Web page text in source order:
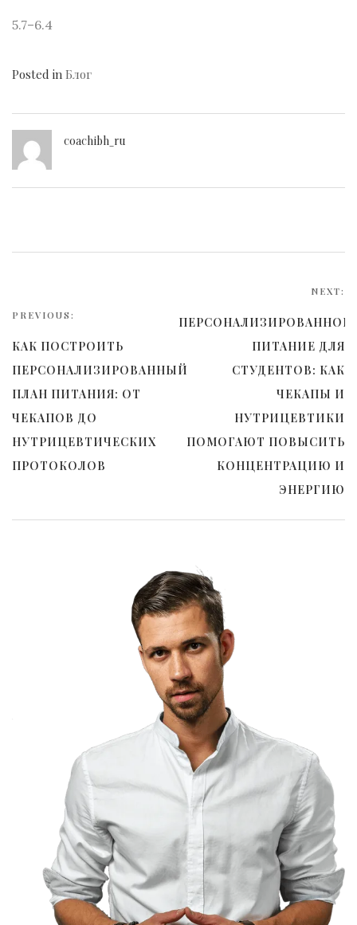
5.7–6.4
Posted in Блог
coachibh_ru
PREVIOUS:
КАК ПОСТРОИТЬ
ПЕРСОНАЛИЗИРОВАННЫЙ
ПЛАН ПИТАНИЯ: ОТ
ЧЕКАПОВ ДО
НУТРИЦЕВТИЧЕСКИХ
ПРОТОКОЛОВ
NEXT:
ПЕРСОНАЛИЗИРОВАННОЕ
ПИТАНИЕ ДЛЯ
СТУДЕНТОВ: КАК
ЧЕКАПЫ И
НУТРИЦЕВТИКИ
ПОМОГАЮТ ПОВЫСИТЬ
КОНЦЕНТРАЦИЮ И
ЭНЕРГИЮ